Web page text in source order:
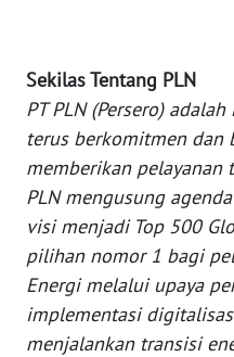
Sekilas Tentang PLN
PT PLN (Persero)
terus berkomitmen dan
memberikan pelayanan
PLN mengusung
visi menjadi Top 500
pilihan nomor 1 bagi
Energi melalui upaya
implementasi
menjalankan transisi
WN
MALUT
WN
DAIRI
WN
DANAU
TOBA